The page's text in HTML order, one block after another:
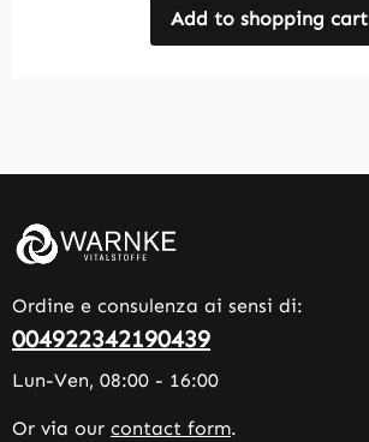
Add to shopping cart
Ordine e consulenza ai sensi di:
004922342190439
Lun-Ven, 08:00 - 16:00
Or via our contact form.